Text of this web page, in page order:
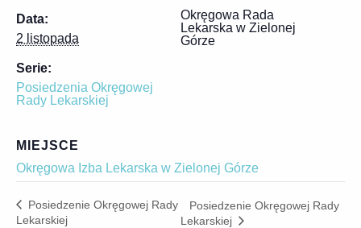
Data:
2 listopada
Serie:
Posiedzenia Okręgowej
Rady Lekarskiej
Okręgowa Rada
Lekarska w Zielonej
Górze
MIEJSCE
Okręgowa Izba Lekarska w Zielonej Górze
Posiedzenie Okręgowej Rady
Lekarskiej
Posiedzenie Okręgowej Rady
Lekarskiej